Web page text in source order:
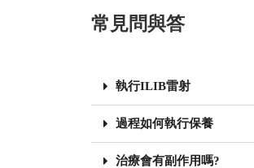
常見問與答
執行ILIB雷射
過程如何執行保養
治療會有副作用嗎?